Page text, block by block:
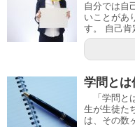
自分では自
いことがあ
す。 自己肯
学問とは
「学問と
生が生徒た
は、その数